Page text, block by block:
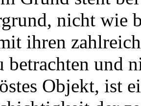
nicht wie
ihren
betrachten und
Objekt, ist